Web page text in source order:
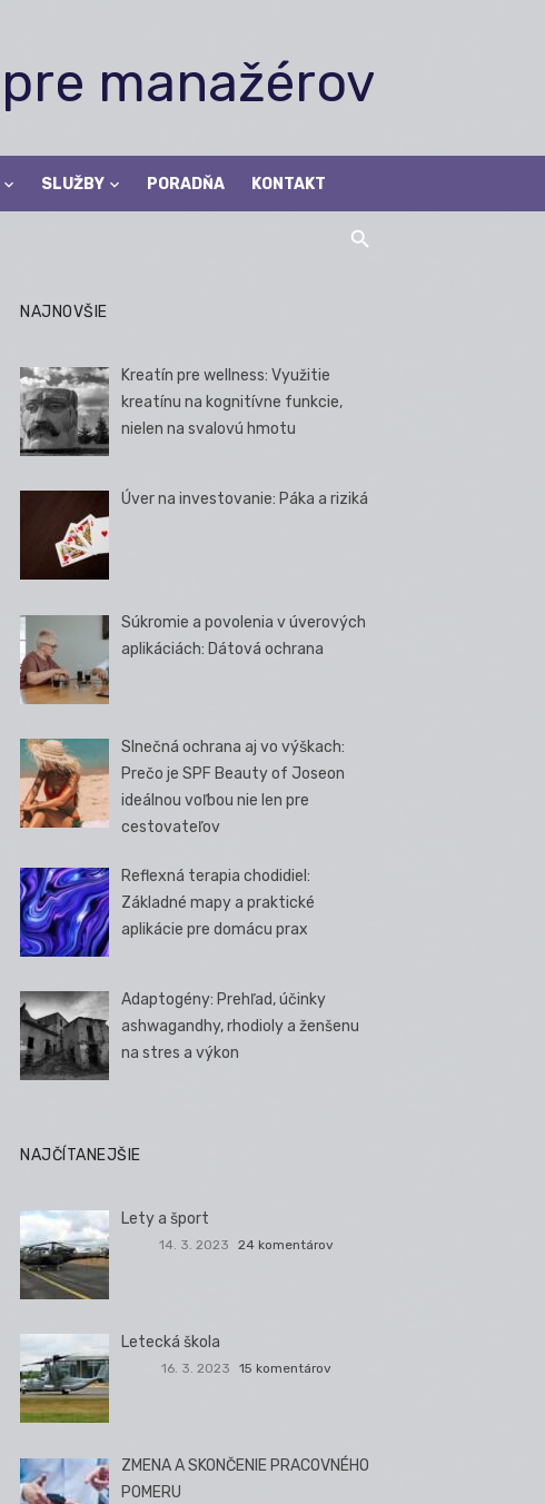
manažérov
SLUŽBY PORADŇA KONTAKT
NAJNOVŠIE
Kreatín pre wellness: Využitie
kreatínu na kognitívne funkcie,
nielen na svalovú hmotu
Úver na investovanie: Páka a riziká
Súkromie a povolenia v úverových
aplikáciách: Dátová ochrana
Slnečná ochrana aj vo výškach:
Prečo je SPF Beauty of Joseon
ideálnou voľbou nie len pre
cestovateľov
Reflexná terapia chodidiel:
Základné mapy a praktické
aplikácie pre domácu prax
Adaptogény: Prehľad, účinky
ashwagandhy, rhodioly a ženšenu
na stres a výkon
NAJČÍTANEJŠIE
Lety a šport
14. 3. 2023 24 komentárov
Letecká škola
16. 3. 2023 15 komentárov
ZMENA A SKONČENIE PRACOVNÉHO
POMERU